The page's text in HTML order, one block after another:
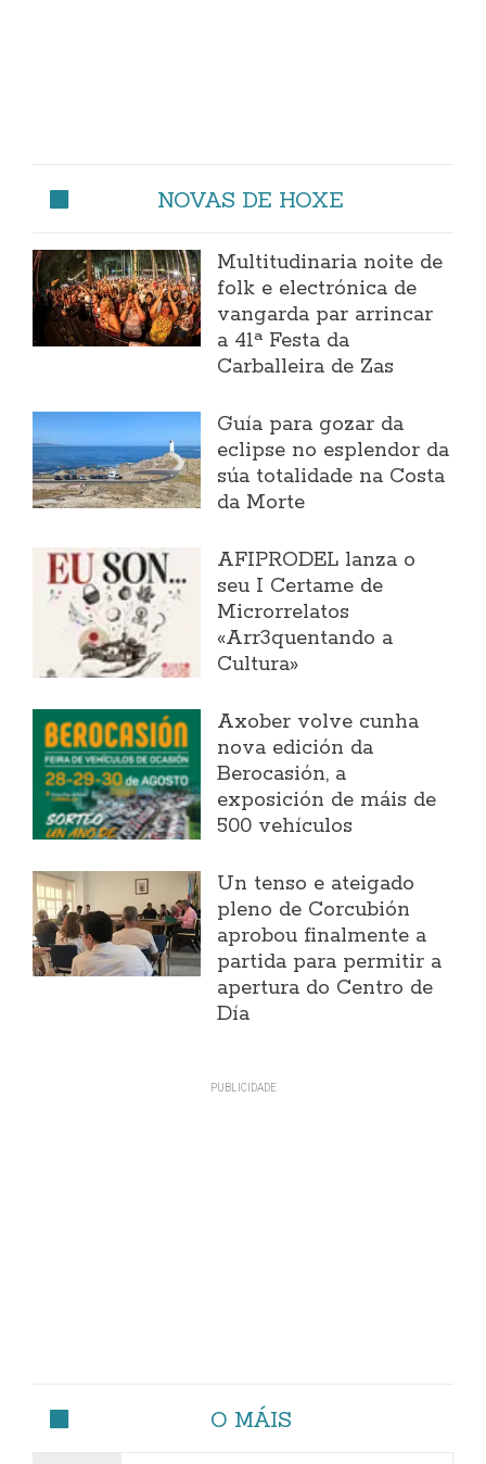
NOVAS DE HOXE
Multitudinaria noite de
folk e electrónica de
vangarda par arrincar
a 41ª Festa da
Carballeira de Zas
Guía para gozar da
eclipse no esplendor da
súa totalidade na Costa
da Morte
AFIPRODEL lanza o
seu I Certame de
Microrrelatos
«Arr3quentando a
Cultura»
Axober volve cunha
nova edición da
Berocasión, a
exposición de máis de
500 vehículos
Un tenso e ateigado
pleno de Corcubión
aprobou finalmente a
partida para permitir a
apertura do Centro de
Día
O MÁIS